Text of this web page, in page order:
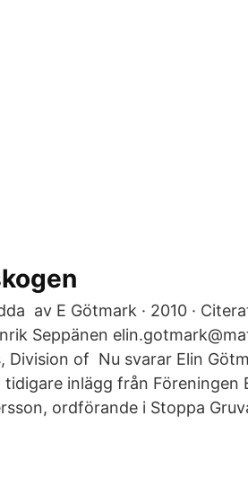
av E Götmark · 2010 ·
Seppänen
Division of Nu svarar Elin
inlägg från Föreningen
ordförande i Stoppa